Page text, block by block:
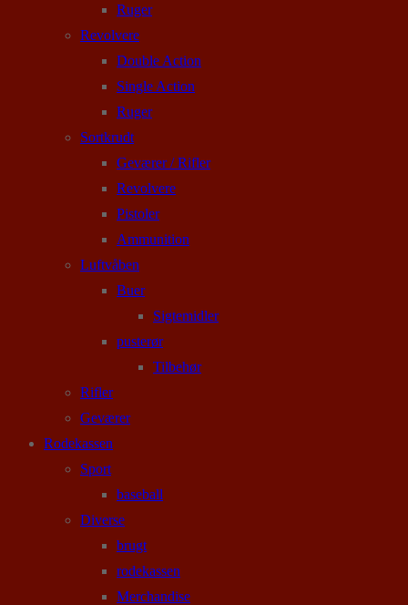
Ruger
Revolvere
Double Action
Single Action
Ruger
Sortkrudt
Geværer / Rifler
Revolvere
Pistoler
Ammunition
Luftvåben
Buer
Sigtemidler
pusterør
Tilbehør
Rifler
Geværer
Rodekassen
Sport
baseball
Diverse
brugt
rodekassen
Merchandise